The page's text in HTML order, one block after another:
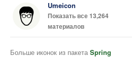
Umeicon
Показать все 13,264
материалов
Больше иконок из пакета Spring